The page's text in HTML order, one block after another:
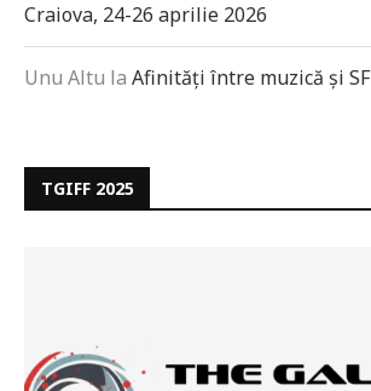
Craiova, 24-26 aprilie 2026
Unu Altu la Afinități între muzică și SF
TGIFF 2025